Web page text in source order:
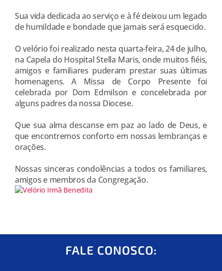
Sua vida dedicada ao serviço e à fé deixou um legado
de humildade e bondade que jamais será esquecido.
O velório foi realizado nesta quarta-feira, 24 de julho,
na Capela do Hospital Stella Maris, onde muitos fiéis,
amigos e familiares puderam prestar suas últimas
homenagens. A Missa de Corpo Presente foi
celebrada por Dom Edmilson e concelebrada por
alguns padres da nossa Diocese.
Que sua alma descanse em paz ao lado de Deus, e
que encontremos conforto em nossas lembranças e
orações.
Nossas sinceras condolências a todos os familiares,
amigos e membros da Congregação.
FALE CONOSCO: